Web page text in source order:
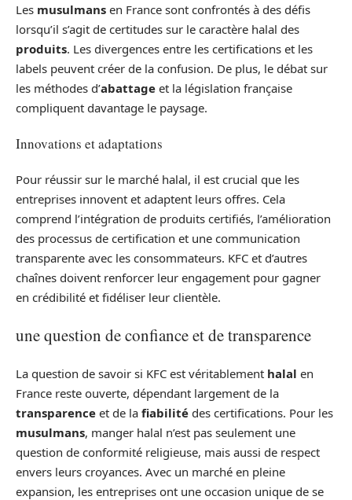
Les musulmans en France sont confrontés à des défis
lorsqu’il s’agit de certitudes sur le caractère halal des
produits. Les divergences entre les certifications et les
labels peuvent créer de la confusion. De plus, le débat sur
les méthodes d’abattage et la législation française
compliquent davantage le paysage.
Innovations et adaptations
Pour réussir sur le marché halal, il est crucial que les
entreprises innovent et adaptent leurs offres. Cela
comprend l’intégration de produits certifiés, l’amélioration
des processus de certification et une communication
transparente avec les consommateurs. KFC et d’autres
chaînes doivent renforcer leur engagement pour gagner
en crédibilité et fidéliser leur clientèle.
une question de confiance et de transparence
La question de savoir si KFC est véritablement halal en
France reste ouverte, dépendant largement de la
transparence et de la fiabilité des certifications. Pour les
musulmans, manger halal n’est pas seulement une
question de conformité religieuse, mais aussi de respect
envers leurs croyances. Avec un marché en pleine
expansion, les entreprises ont une occasion unique de se